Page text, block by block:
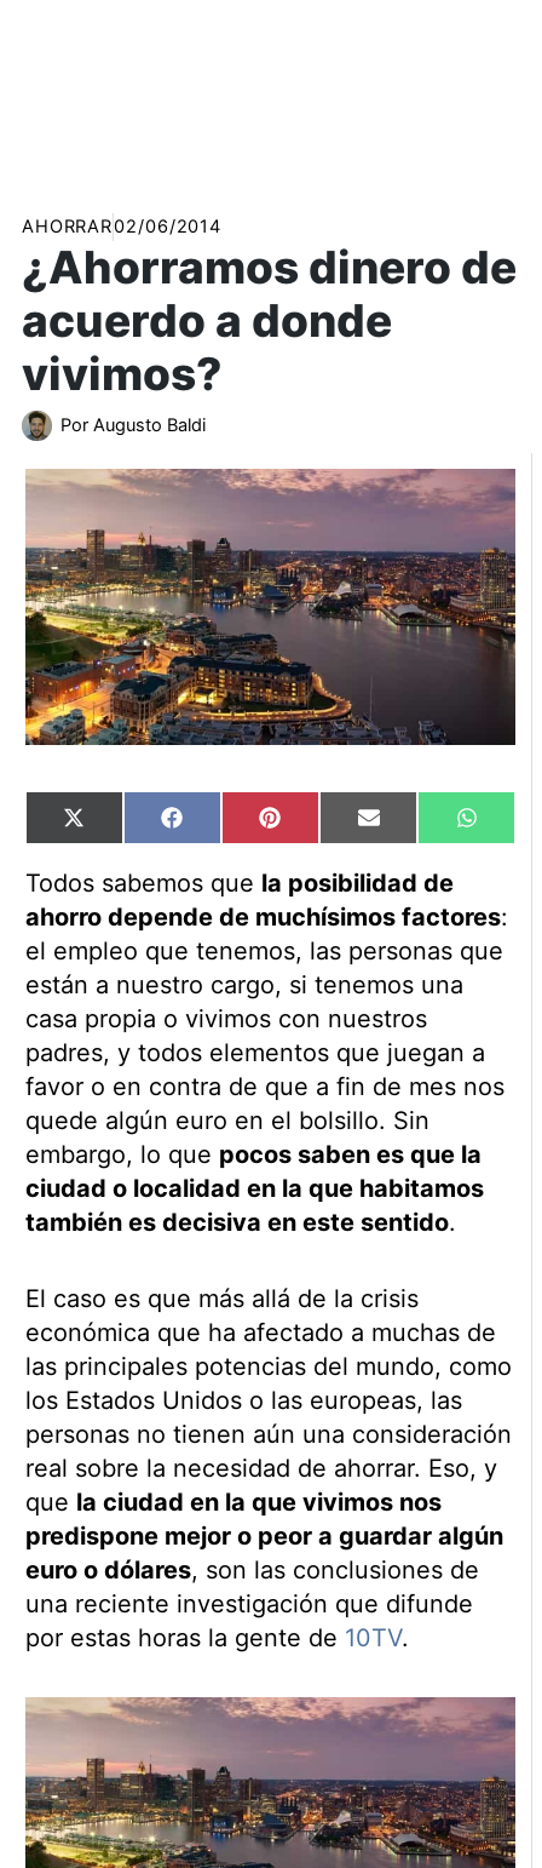
AHORRAR02/06/2014
¿Ahorramos dinero de
acuerdo a donde
vivimos?
Por Augusto Baldi
Compartir
en
X
(Twitter)
Compartir
en
Facebook Compartir
en
Pinterest Compartir
en
Email
en
Todos sabemos que la posibilidad de
ahorro depende de muchísimos factores:
el empleo que tenemos, las personas que
están a nuestro cargo, si tenemos una
casa propia o vivimos con nuestros
padres, y todos elementos que juegan a
favor o en contra de que a fin de mes nos
quede algún euro en el bolsillo. Sin
embargo, lo que pocos saben es que la
ciudad o localidad en la que habitamos
también es decisiva en este sentido.
El caso es que más allá de la crisis
económica que ha afectado a muchas de
las principales potencias del mundo, como
los Estados Unidos o las europeas, las
personas no tienen aún una consideración
real sobre la necesidad de ahorrar. Eso, y
que la ciudad en la que vivimos nos
predispone mejor o peor a guardar algún
euro o dólares, son las conclusiones de
una reciente investigación que difunde
por estas horas la gente de 10TV.